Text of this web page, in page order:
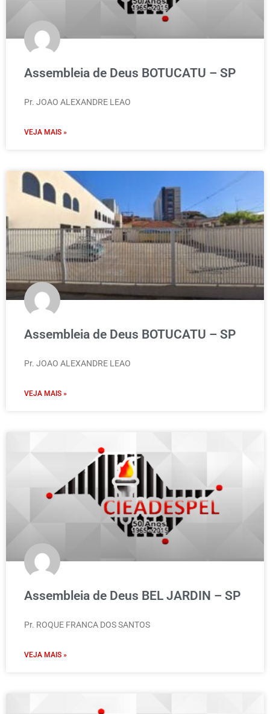
Assembleia de Deus BOTUCATU – SP
Pr. JOAO ALEXANDRE LEAO
VEJA MAIS »
Assembleia de Deus BOTUCATU – SP
Pr. JOAO ALEXANDRE LEAO
VEJA MAIS »
Assembleia de Deus BEL JARDIN – SP
Pr. ROQUE FRANCA DOS SANTOS
VEJA MAIS »